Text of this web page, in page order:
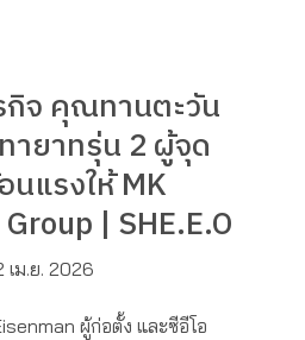
กิจ คุณทานตะวัน
ายาทรุ่น 2 ผู้จุด
นแรงให้ MK
| SHE.E.O
เม.ย. 2026